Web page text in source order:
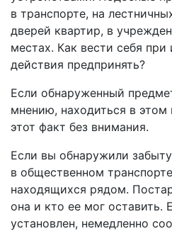
в транспорте, на
дверей квартир, в
местах. Как вести себя
действия предпринять?
Если обнаруженный
мнению, находиться в этом
этот факт без внимания.
Если вы обнаружили
в общественном
находящихся рядом.
она и кто ее мог оставить.
установлен, немедленно